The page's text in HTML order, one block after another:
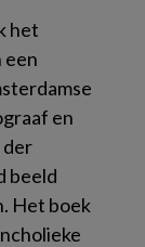
het
een
en
der
beeld
Het boek